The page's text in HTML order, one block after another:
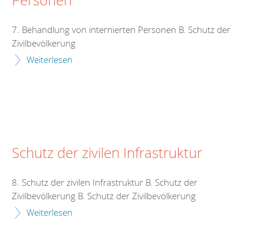
7. Behandlung von internierten Personen B. Schutz der
Zivilbevölkerung
Weiterlesen
Schutz der zivilen Infrastruktur
8. Schutz der zivilen Infrastruktur B. Schutz der
Zivilbevölkerung B. Schutz der Zivilbevölkerung
Weiterlesen